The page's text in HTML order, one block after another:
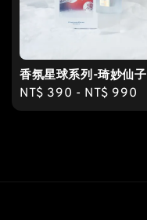
香氛星球系列-琦妙仙子
Regular
price
NT$ 390 - NT$ 990